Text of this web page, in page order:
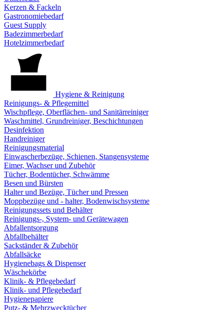
Kerzen & Fackeln
Gastronomiebedarf
Guest Supply
Badezimmerbedarf
Hotelzimmerbedarf
Hygiene & Reinigung
Reinigungs- & Pflegemittel
Wischpflege, Oberflächen- und Sanitärreiniger
Waschmittel, Grundreiniger, Beschichtungen
Desinfektion
Handreiniger
Reinigungsmaterial
Einwascherbezüge, Schienen, Stangensysteme
Eimer, Wachser und Zubehör
Tücher, Bodentücher, Schwämme
Besen und Bürsten
Halter und Bezüge, Tücher und Pressen
Moppbezüge und - halter, Bodenwischsysteme
Reinigungssets und Behälter
Reinigungs-, System- und Gerätewagen
Abfallentsorgung
Abfallbehälter
Sackständer & Zubehör
Abfallsäcke
Hygienebags & Dispenser
Wäschekörbe
Klinik- & Pflegebedarf
Klinik- und Pflegebedarf
Hygienepapiere
Putz- & Mehrzwecktücher